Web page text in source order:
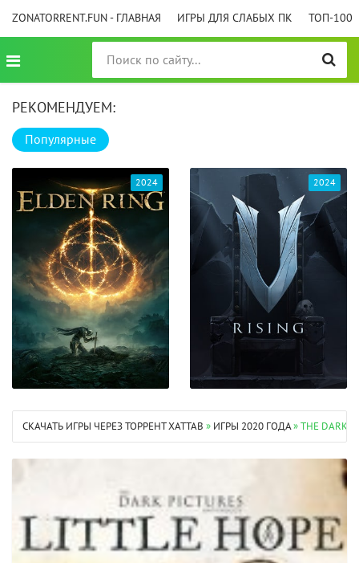
ZONATORRENT.FUN - ГЛАВНАЯ ИГРЫ ДЛЯ СЛАБЫХ ПК ТОП-100
РЕКОМЕНДУЕМ:
Популярные
2024 2024
СКАЧАТЬ ИГРЫ ЧЕРЕЗ ТОРРЕНТ XATTAB » ИГРЫ 2020 ГОДА» THE DARK